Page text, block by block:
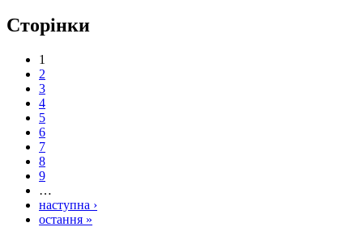
Сторінки
1
2
3
4
5
6
7
8
9
…
наступна ›
остання »